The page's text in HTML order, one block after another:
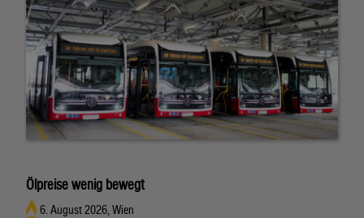
Ölpreise wenig bewegt
6. August 2026, Wien